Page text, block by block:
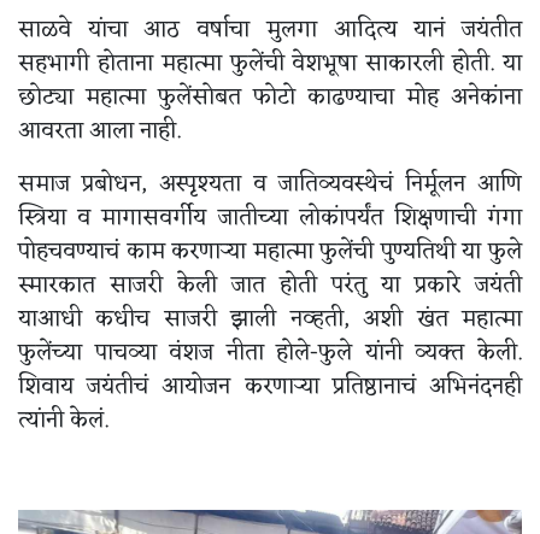
साळवे यांचा आठ वर्षाचा मुलगा आदित्य यानं जयंतीत
सहभागी होताना महात्मा फुलेंची वेशभूषा साकारली होती. या
छोट्या महात्मा फुलेंसोबत फोटो काढण्याचा मोह अनेकांना
आवरता आला नाही.
समाज प्रबोधन, अस्पृश्यता व जातिव्यवस्थेचं निर्मूलन आणि
स्त्रिया व मागासवर्गीय जातीच्या लोकांपर्यंत शिक्षणाची गंगा
पोहचवण्याचं काम करणाऱ्या महात्मा फुलेंची पुण्यतिथी या फुले
स्मारकात साजरी केली जात होती परंतु या प्रकारे जयंती
याआधी कधीच साजरी झाली नव्हती, अशी खंत महात्मा
फुलेंच्या पाचव्या वंशज नीता होले-फुले यांनी व्यक्त केली.
शिवाय जयंतीचं आयोजन करणाऱ्या प्रतिष्ठानाचं अभिनंदनही
त्यांनी केलं.